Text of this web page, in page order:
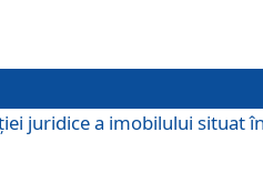
juridice a imobilului situat